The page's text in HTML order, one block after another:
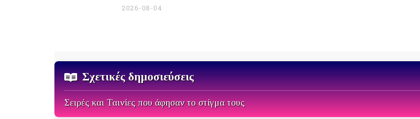
2026-08-04
Σχετικές δημοσιεύσεις
Σειρές και Ταινίες που άφησαν το στίγμα τους